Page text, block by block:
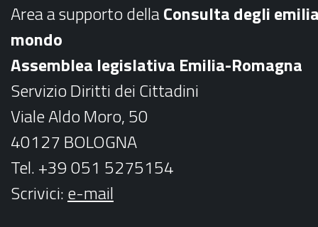
k
a
m
Area a supporto dellaConsulta degli
mondo
Assemblea legislativa Emilia-Romagna
Servizio Diritti dei Cittadini
Viale Aldo Moro, 50
40127 BOLOGNA
Tel. +39 051 5275154
Scrivici:e-mail